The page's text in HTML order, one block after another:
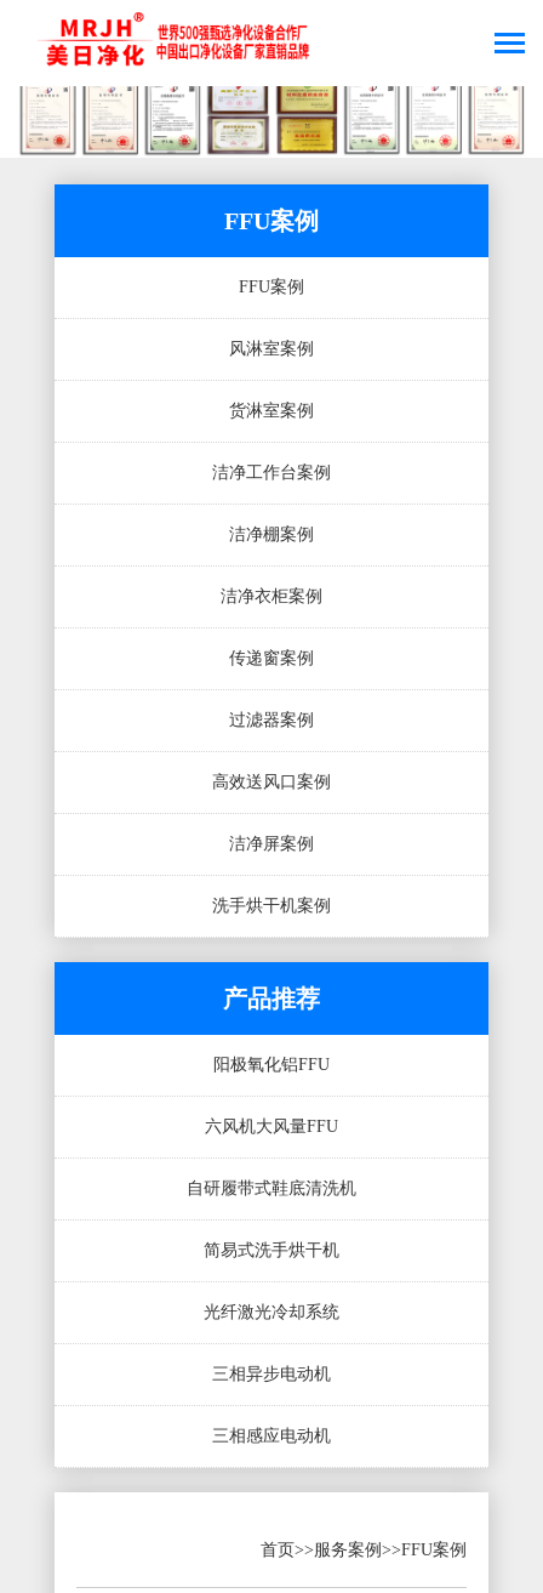
FFU案例
FFU案例
风淋室案例
货淋室案例
洁净工作台案例
洁净棚案例
洁净衣柜案例
传递窗案例
过滤器案例
高效送风口案例
洁净屏案例
洗手烘干机案例
产品推荐
阳极氧化铝FFU
六风机大风量FFU
自研履带式鞋底清洗机
简易式洗手烘干机
光纤激光冷却系统
三相异步电动机
三相感应电动机
首页>>服务案例>>FFU案例